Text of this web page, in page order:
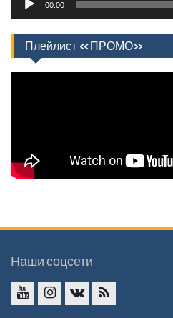
00:00
Плейлист «ПРОМО»
Наши соцсети